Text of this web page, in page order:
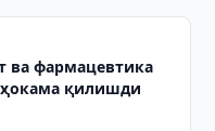
ва фармацевтика
қилишди